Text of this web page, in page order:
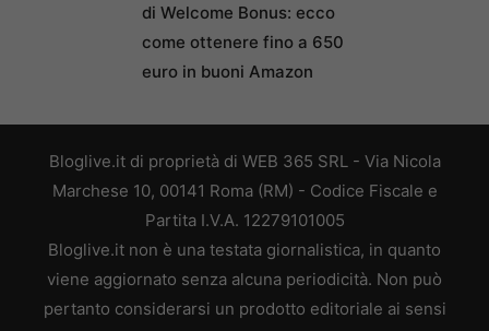
di Welcome Bonus: ecco
come ottenere fino a 650
euro in buoni Amazon
Bloglive.it di proprietà di WEB 365 SRL - Via Nicola
Marchese 10, 00141 Roma (RM) - Codice Fiscale e
Partita I.V.A. 12279101005
Bloglive.it non è una testata giornalistica, in quanto
viene aggiornato senza alcuna periodicità. Non può
pertanto considerarsi un prodotto editoriale ai sensi